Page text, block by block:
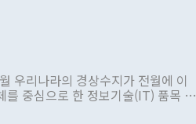
사안을 정책으로 추진하겠다고 공
라는 비판을 내놨다. 그동안 정 장
적은 여러 번 있지만 대통령과 유
을 표명한 것은 이례적이다. 정 장
해야 한다는 목소리도 높아지고 있
우리나라의 경상수지가 전월에 이
를 중심으로 한 정보기술(IT) 품목 수